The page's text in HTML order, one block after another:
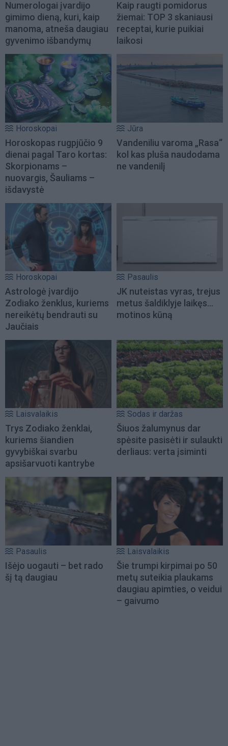
Numerologai įvardijo
gimimo dieną, kuri, kaip
manoma, atneša daugiau
gyvenimo išbandymų
Kaip raugti pomidorus
žiemai: TOP 3 skaniausi
receptai, kurie puikiai
laikosi
Horoskopai
Horoskopas rugpjūčio 9
dienai pagal Taro kortas:
Skorpionams –
nuovargis, Šauliams –
išdavystė
Jūra
Vandeniliu varoma „Rasa“
kol kas pluša naudodama
ne vandenilį
Horoskopai
Astrologė įvardijo
Zodiako ženklus, kuriems
nereikėtų bendrauti su
Jaučiais
Pasaulis
JK nuteistas vyras, trejus
metus šaldiklyje laikęs...
motinos kūną
Laisvalaikis
Trys Zodiako ženklai,
kuriems šiandien
gyvybiškai svarbu
apsišarvuoti kantrybe
Sodas ir daržas
Šiuos žalumynus dar
spėsite pasisėti ir sulaukti
derliaus: verta įsiminti
Pasaulis
Išėjo uogauti – bet rado
šį tą daugiau
Laisvalaikis
Šie trumpi kirpimai po 50
metų suteikia plaukams
daugiau apimties, o veidui
– gaivumo